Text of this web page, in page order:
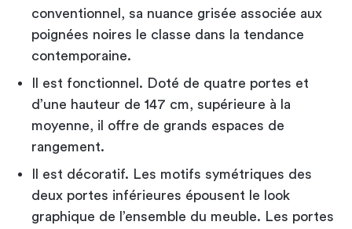
conventionnel, sa nuance grisée associée aux
poignées noires le classe dans la tendance
contemporaine.
Il est fonctionnel. Doté de quatre portes et
d’une hauteur de 147 cm, supérieure à la
moyenne, il offre de grands espaces de
rangement.
Il est décoratif. Les motifs symétriques des
deux portes inférieures épousent le look
graphique de l’ensemble du meuble. Les portes